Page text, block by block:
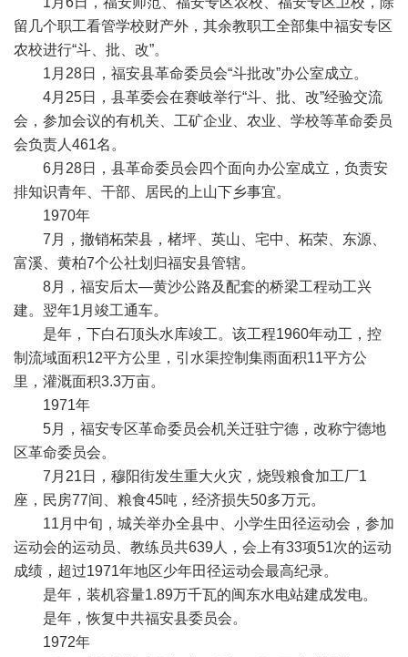
留几个职工看管学校财产外，其余教职工全部集中福安专区
农校进行“斗、批、改”。
1月28日，福安县革命委员会“斗批改”办公室成立。
4月25日，县革委会在赛岐举行“斗、批、改”经验交流
会，参加会议的有机关、工矿企业、农业、学校等革命委员
会负责人461名。
6月28日，县革命委员会四个面向办公室成立，负责安
排知识青年、干部、居民的上山下乡事宜。
1970年
7月，撤销柘荣县，楮坪、英山、宅中、柘荣、东源、
富溪、黄柏7个公社划归福安县管辖。
8月，福安后太—黄沙公路及配套的桥梁工程动工兴
建。翌年1月竣工通车。
是年，下白石顶头水库竣工。该工程1960年动工，控
制流域面积12平方公里，引水渠控制集雨面积11平方公
里，灌溉面积3.3万亩。
1971年
5月，福安专区革命委员会机关迁驻宁德，改称宁德地
区革命委员会。
7月21日，穆阳街发生重大火灾，烧毁粮食加工厂1
座，民房77间、粮食45吨，经济损失50多万元。
11月中旬，城关举办全县中、小学生田径运动会，参加
运动会的运动员、教练员共639人，会上有33项51次的运动
成绩，超过1971年地区少年田径运动会最高纪录。
是年，装机容量1.89万千瓦的闽东水电站建成发电。
是年，恢复中共福安县委员会。
1972年